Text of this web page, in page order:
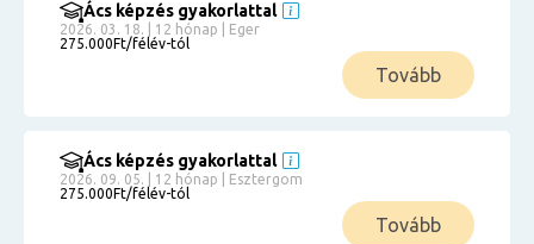
Ács képzés gyakorlattal
2026. 03. 18. | 12 hónap | Eger
275.000Ft/félév-tól
Tovább
Ács képzés gyakorlattal
2026. 09. 05. | 12 hónap | Esztergom
275.000Ft/félév-tól
Tovább